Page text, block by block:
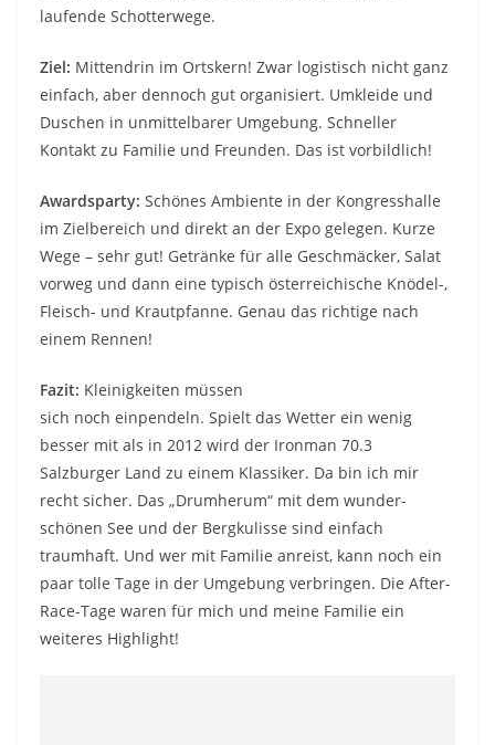
laufende Schotterwege.
Ziel: Mittendrin im Ortskern! Zwar logistisch nicht ganz
einfach, aber dennoch gut organisiert. Umkleide und
Duschen in unmittelbarer Umgebung. Schneller
Kontakt zu Familie und Freunden. Das ist vorbildlich!
Awardsparty: Schönes Ambiente in der Kongresshalle
im Zielbereich und direkt an der Expo gelegen. Kurze
Wege – sehr gut! Getränke für alle Geschmäcker, Salat
vorweg und dann eine typisch österreichische Knödel-,
Fleisch- und Krautpfanne. Genau das richtige nach
einem Rennen!
Fazit: Kleinigkeiten müssen
sich noch einpendeln. Spielt das Wetter ein wenig
besser mit als in 2012 wird der Ironman 70.3
Salzburger Land zu einem Klassiker. Da bin ich mir
recht sicher. Das „Drumherum“ mit dem wunder-
schönen See und der Bergkulisse sind einfach
traumhaft. Und wer mit Familie anreist, kann noch ein
paar tolle Tage in der Umgebung verbringen. Die After-
Race-Tage waren für mich und meine Familie ein
weiteres Highlight!